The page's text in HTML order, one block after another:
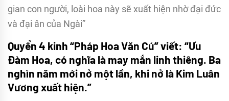
gian con người, loài hoa này sẽ xuất hiện nhờ đại đức
và đại ân của Ngài”
Quyển 4 kinh “Pháp Hoa Văn Cú” viết: “Ưu
Đàm Hoa, có nghĩa là may mắn linh thiêng. Ba
nghìn năm mới nở một lần, khi nở là Kim Luân
Vương xuất hiện.”